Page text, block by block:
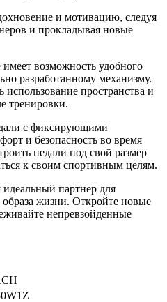
и мотивацию, следуя
и прокладывая новые
возможность удобного
разработанному механизму.
пространства и
тренировки.
с фиксирующими
и безопасность во время
педали под свой размер
к своим спортивным целям.
партнер для
образа жизни. Откройте новые
непревзойденные